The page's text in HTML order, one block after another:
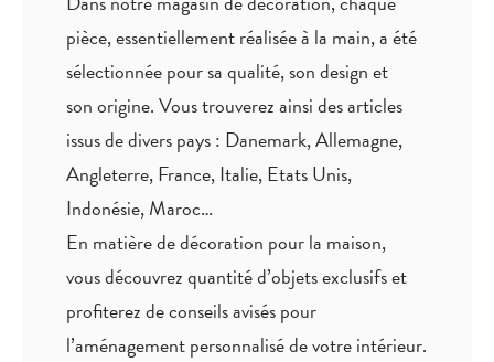
pièce,essentiellement réalisée à la main, a été
sélectionnée pour sa qualité, son design et
son origine. Vous trouverez ainsi des articles
issus de divers pays : Danemark, Allemagne,
Angleterre, France, Italie, Etats Unis,
Indonésie, Maroc…
En matière de décoration pour la maison,
vous découvrez quantitéd’objets exclusifset
profiterez deconseils aviséspour
l’aménagement personnalisé de votre intérieur.